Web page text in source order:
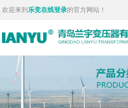
欢迎来到乐竞在线登录的官方网站！